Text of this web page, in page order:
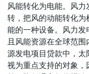
风能转化为电能。风
转，把风的动能转化
能的一种设备。风力
且风能资源在全球范
源发电项目贷款中，
视为重点支持的对象